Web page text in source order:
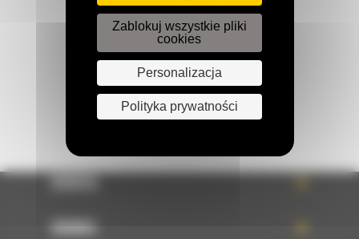
Napisz do nas
WYŚLIJ WIADOMOŚĆ
OFERTA
SERWIS
Zablokuj wszystkie pliki
cookies
Personalizacja
Polityka prywatności